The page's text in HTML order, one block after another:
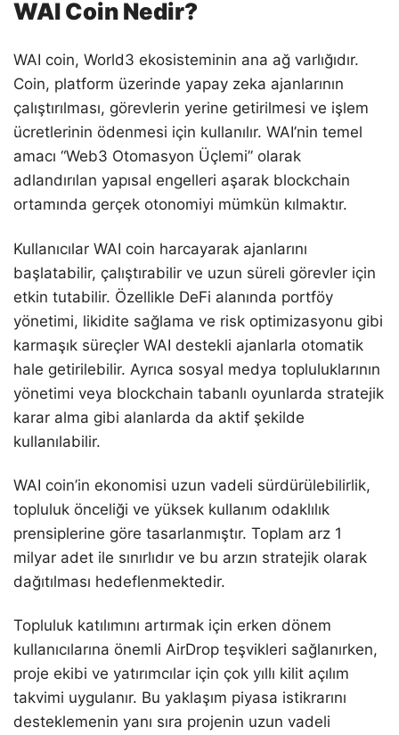
WAI Coin Nedir?
WAI coin, World3 ekosisteminin ana ağ varlığıdır.
Coin, platform üzerinde yapay zeka ajanlarının
çalıştırılması, görevlerin yerine getirilmesi ve işlem
ücretlerinin ödenmesi için kullanılır. WAI’nin temel
amacı “Web3 Otomasyon Üçlemi” olarak
adlandırılan yapısal engelleri aşarak blockchain
ortamında gerçek otonomiyi mümkün kılmaktır.
Kullanıcılar WAI coin harcayarak ajanlarını
başlatabilir, çalıştırabilir ve uzun süreli görevler için
etkin tutabilir. Özellikle DeFi alanında portföy
yönetimi, likidite sağlama ve risk optimizasyonu gibi
karmaşık süreçler WAI destekli ajanlarla otomatik
hale getirilebilir. Ayrıca sosyal medya topluluklarının
yönetimi veya blockchain tabanlı oyunlarda stratejik
karar alma gibi alanlarda da aktif şekilde
kullanılabilir.
WAI coin’in ekonomisi uzun vadeli sürdürülebilirlik,
topluluk önceliği ve yüksek kullanım odaklılık
prensiplerine göre tasarlanmıştır. Toplam arz 1
milyar adet ile sınırlıdır ve bu arzın stratejik olarak
dağıtılması hedeflenmektedir.
Topluluk katılımını artırmak için erken dönem
kullanıcılarına önemli AirDrop teşvikleri sağlanırken,
proje ekibi ve yatırımcılar için çok yıllı kilit açılım
takvimi uygulanır. Bu yaklaşım piyasa istikrarını
desteklemenin yanı sıra projenin uzun vadeli